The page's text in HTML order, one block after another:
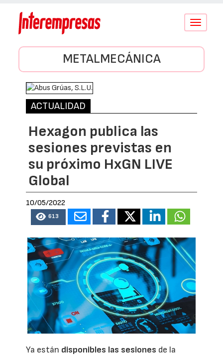
Conmutar
METALMECÁNICA
ACTUALIDAD
Hexagon publica las
sesiones previstas en
su próximo HxGN LIVE
Global
10/05/2022
613
Ya están disponibles las sesiones de la